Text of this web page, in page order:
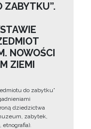
ZABYTKU”.
NOWOŚCI
ZIEMI
do zabytku”
dziedzictwa
zabytek,